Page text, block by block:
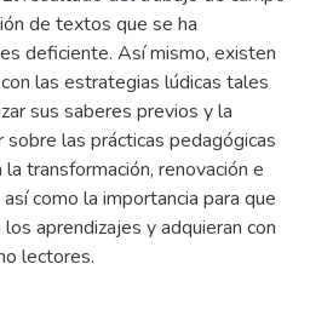
de textos que se ha
deficiente. Así mismo, existen
las estrategias lúdicas tales
sus saberes previos y la
las prácticas pedagógicas
transformación, renovación e
como la importancia para que
aprendizajes y adquieran con
lectores.